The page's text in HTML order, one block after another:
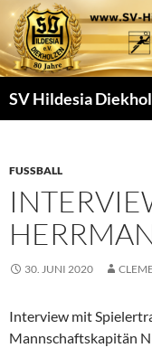
Zum
Inhalt
springen
SV Hildesia
FUSSBALL
30. JUNI 2020
Interview mit
Mannschaftskapitän